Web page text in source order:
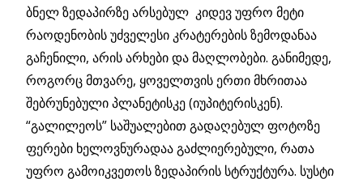
ბნელ ზედაპირზე არსებულ კიდევ უფრო მეტი
რაოდენობის უძველესი კრატერების ზემოდანაა
გაჩენილი, არის არხები და მაღლობები. განიმედე,
როგორც მთვარე, ყოველთვის ერთი მხრითაა
შებრუნებული პლანეტისკე (იუპიტერისკენ).
“გალილეოს” საშუალებით გადაღებულ ფოტოზე
ფერები ხელოვნურადაა გაძლიერებული, რათა
უფრო გამოიკვეთოს ზედაპირის სტრუქტურა. სუსტი